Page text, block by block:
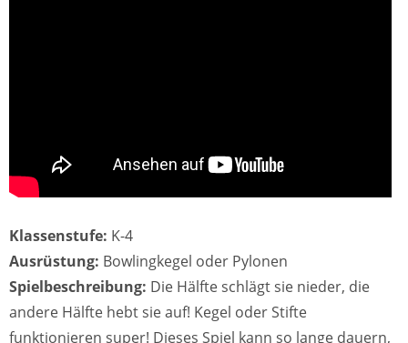
Klassenstufe: K-4
Ausrüstung: Bowlingkegel oder Pylonen
Spielbeschreibung: Die Hälfte schlägt sie nieder, die
andere Hälfte hebt sie auf! Kegel oder Stifte
funktionieren super! Dieses Spiel kann so lange dauern,